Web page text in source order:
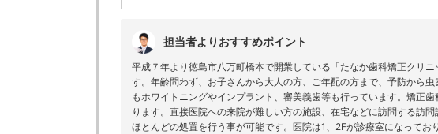
担当者よりおすすめポイント
平成７年より徳島市八万町橋本で開業している「たなか歯科矯正クリ
す。年齢問わず、お子さんから大人の方、ご年配の方まで、予防から
もホワイトニングやインプラント、審美義歯等も行っています。矯正
ります。直接医院への来院が難しい方の施設、在宅などに訪問する訪
ほとんどの処置を行う事が可能です。医院は1、2Fが診療室になってお